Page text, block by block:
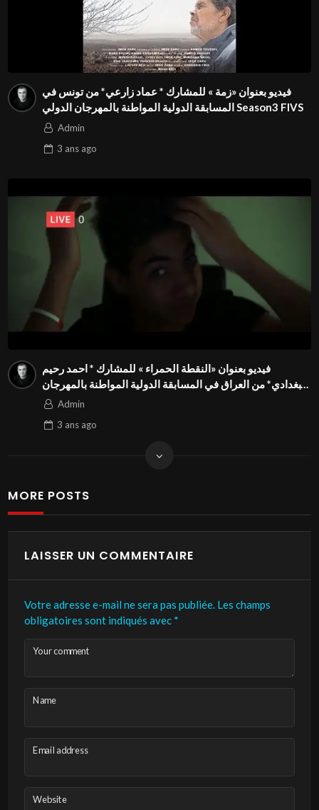
فيديو بعنوان «زمة » للمشارك * عماد زارعي* من تونس في
المسابقة الدولية المواطنة بالمهرجان الدولي Season3 FIVS
Admin
3 ansago
فيديو بعنوان «النقطة الحمراء » للمشارك * احمد رحيم
البغدادي* من العراق في المسابقة الدولية المواطنة بالمهرجان
الدولي Season3 FIVSAdmin
3 ansago
MORE POSTS
LAISSER UN COMMENTAIRE
Votre adresse e-mail ne sera pas publiée. Les champs
obligatoires sont indiqués avec *
Your comment
Name
Email address
Website